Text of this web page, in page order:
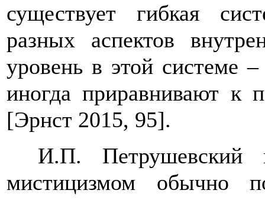
существует гибкая
разных аспектов
уровень в этой системе
иногда приравнивают к
[Эрнст 2015, 95].
И.П. Петрушевский
мистицизмом обычно